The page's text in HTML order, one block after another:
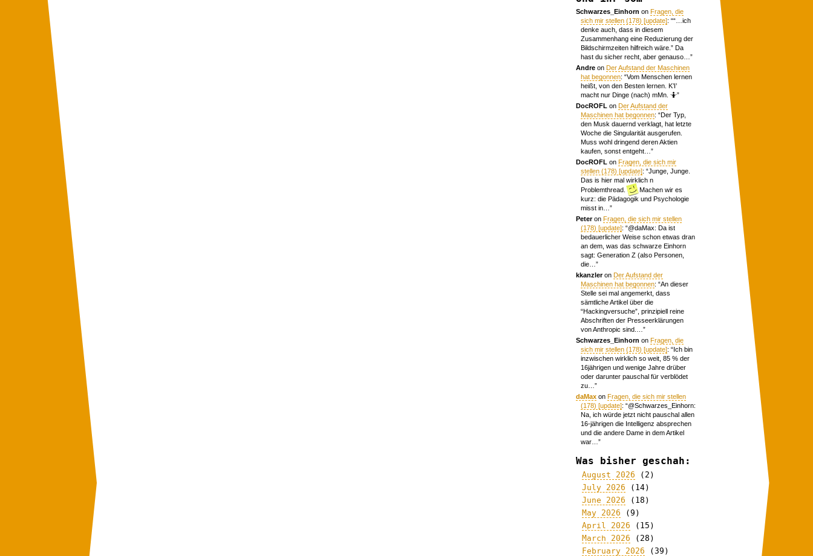
Schwarzes_Einhorn onFragen, die
sich mir stellen (178) [update]: ““…ich
denke auch, dass in diesem
Zusammenhang eine Reduzierung der
Bildschirmzeiten hilfreich wäre.” Da
hast du sicher recht, aber genauso… ”
Andre onDer Aufstand der Maschinen
hat begonnen: “Vom Menschen lernen
heißt, von den Besten lernen. K’I’
macht nur Dinge (nach) mMn. 🤷”
DocROFL onDer Aufstand der
Maschinen hat begonnen: “Der Typ,
den Musk dauernd verklagt, hat letzte
Woche die Singularität ausgerufen.
Muss wohl dringend deren Aktien
kaufen, sonst entgeht… ”
DocROFL onFragen, die sich mir
stellen (178) [update]: “Junge, Junge.
Das is hier mal wirklich n
Problemthread.
Machen wir es
kurz: die Pädagogik und Psychologie
misst in… ”
PeteronFragen, die sich mir stellen
(178) [update]: “@daMax: Da ist
bedauerlicher Weise schon etwas dran
an dem, was das schwarze Einhorn
sagt: Generation Z (also Personen,
die… ”
kkanzleronDer Aufstand der
Maschinen hat begonnen: “An dieser
Stelle sei mal angemerkt, dass
sämtliche Artikel über die
“Hackingversuche”, prinzipiell reine
Abschriften der Presseerklärungen
von Anthropic sind.… ”
Schwarzes_Einhorn onFragen, die
sich mir stellen (178) [update]: “Ich bin
inzwischen wirklich so weit, 85 % der
16jährigen und wenige Jahre drüber
oder darunter pauschal für verblödet
zu… ”
daMax onFragen, die sich mir stellen
(178) [update]: “@Schwarzes_Einhorn:
Na, ich würde jetzt nicht pauschal allen
16-jährigen die Intelligenz absprechen
und die andere Dame in dem Artikel
war… ”
Was bisher geschah:
August 2026 (2)
July 2026 (14)
June 2026 (18)
May 2026 (9)
April 2026 (15)
March 2026 (28)
February 2026 (39)